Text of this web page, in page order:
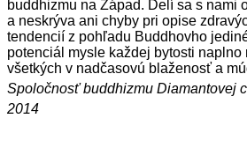
buddhizmu na Západ. Delí sa s nami
a neskrýva ani chyby pri opise
tendencií z pohľadu Buddhovho
potenciál mysle každej bytosti naplno
všetkých v nadčasovú blaženosť a
Spoločnosť buddhizmu Diamantovej
2014